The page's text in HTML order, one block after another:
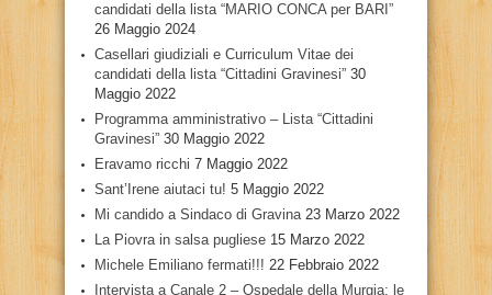
candidati della lista “MARIO CONCA per BARI”
26 Maggio 2024
Casellari giudiziali e Curriculum Vitae dei
candidati della lista “Cittadini Gravinesi” 30
Maggio 2022
Programma amministrativo – Lista “Cittadini
Gravinesi” 30 Maggio 2022
Eravamo ricchi 7 Maggio 2022
Sant’Irene aiutaci tu! 5 Maggio 2022
Mi candido a Sindaco di Gravina 23 Marzo 2022
La Piovra in salsa pugliese 15 Marzo 2022
Michele Emiliano fermati!!! 22 Febbraio 2022
Intervista a Canale 2 – Ospedale della Murgia: le